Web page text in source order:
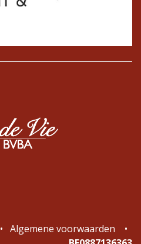
• Algemene voorwaarden
•